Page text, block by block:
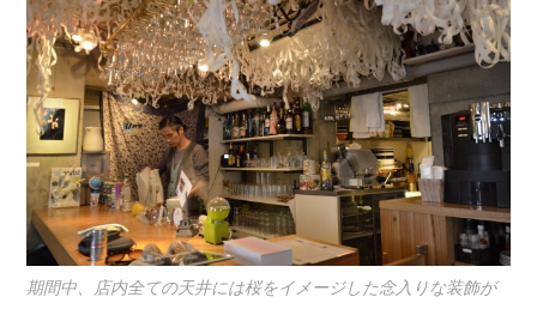
期間中、店内全ての天井には桜をイメージした念入りな装飾が